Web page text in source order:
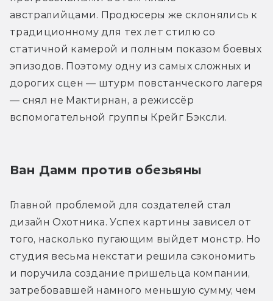
австралийцами. Продюсеры же склонялись к
традиционному для тех лет стилю со
статичной камерой и полным показом боевых
эпизодов. Поэтому одну из самых сложных и
дорогих сцен — штурм повстанческого лагеря
— снял не Мактирнан, а режиссёр
вспомогательной группы Крейг Бэксли.
Ван Дамм против обезьяны
Главной проблемой для создателей стал
дизайн Охотника. Успех картины зависел от
того, насколько пугающим выйдет монстр. Но
студия весьма некстати решила сэкономить
и поручила создание пришельца компании,
затребовавшей намного меньшую сумму, чем